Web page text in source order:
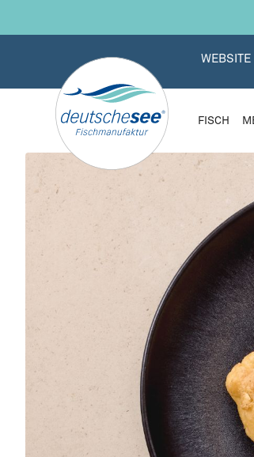
WEBSITE
FISCH